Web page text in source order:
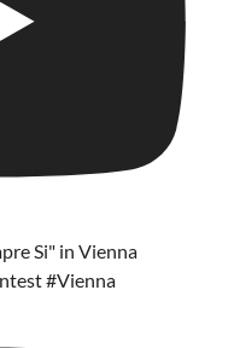
Si" in Vienna
#Vienna